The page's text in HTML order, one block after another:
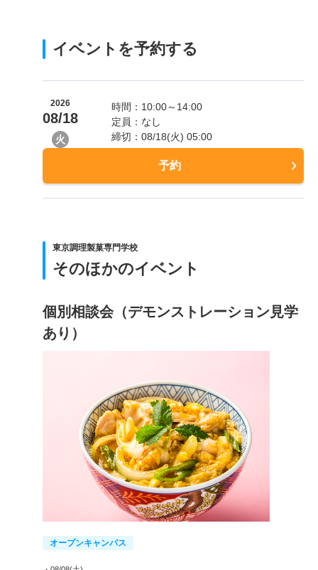
イベントを予約する
2026
08/18
火
時間：10:00～14:00
定員：なし
締切：08/18(火) 05:00
予約
東京調理製菓専門学校
そのほかのイベント
個別相談会（デモンストレーション見学
あり）
オープンキャンパス